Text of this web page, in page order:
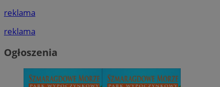
reklama
reklama
Ogłoszenia